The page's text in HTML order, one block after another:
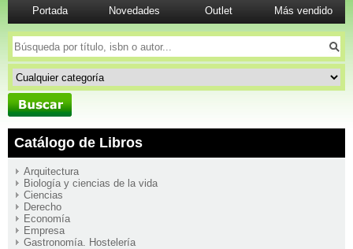
Portada Novedades Outlet Más vendido
Catálogo de Libros
Arquitectura
Biología y ciencias de la vida
Ciencias
Derecho
Economía
Empresa
Gastronomía. Hostelería